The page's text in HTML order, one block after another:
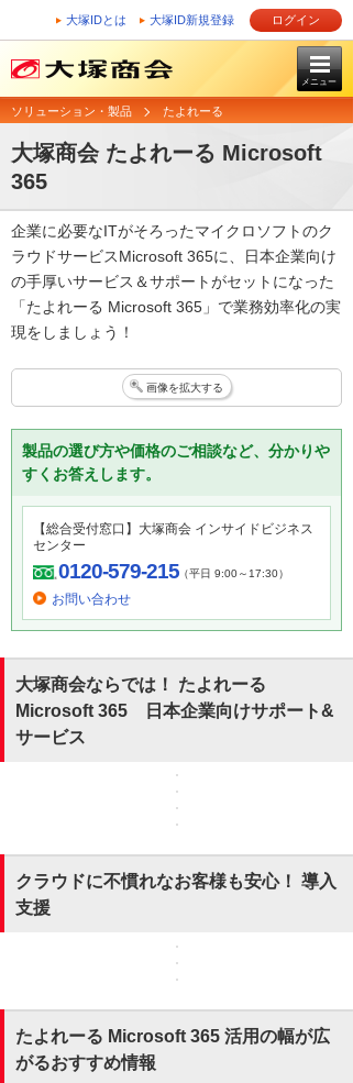
大塚IDとは 大塚ID新規登録 ログイン
メニュー
ソリューション・製品 たよれーる
大塚商会 たよれーる Microsoft
365
企業に必要なITがそろったマイクロソフトのク
ラウドサービスMicrosoft 365に、日本企業向け
の手厚いサービス＆サポートがセットになった
「たよれーる Microsoft 365」で業務効率化の実
現をしましょう！
画像を拡大する
製品の選び方や価格のご相談など、分かりや
すくお答えします。
【総合受付窓口】大塚商会 インサイドビジネス
センター
0120-579-215（平日 9:00～17:30）
お問い合わせ
大塚商会ならでは！ たよれーる
Microsoft 365 日本企業向けサポート&
サービス
クラウドに不慣れなお客様も安心！ 導入
支援
たよれーる Microsoft 365 活用の幅が広
がるおすすめ情報